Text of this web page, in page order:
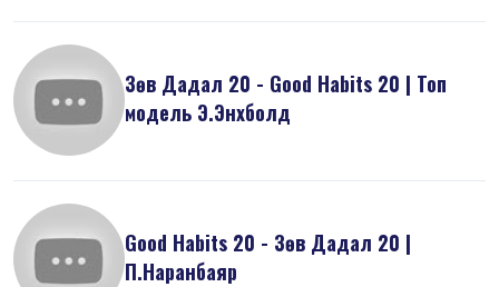
Зөв Дадал 20 - Good Habits 20 | Топ
модель Э.Энхболд
Good Habits 20 - Зөв Дадал 20 |
П.Наранбаяр